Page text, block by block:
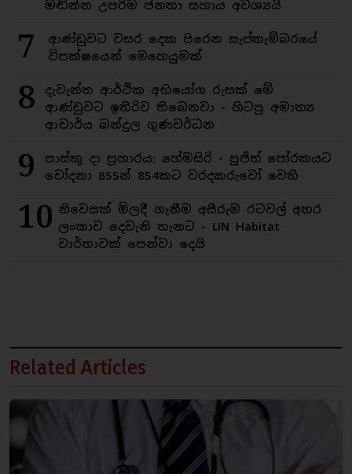
මඬින්න උපරිම ජනතා සහාය අවශ්‍යයි
7
ආණ්ඩුවට වසර දෙක පිරෙන සැප්තැම්බරයේ
විපක්ෂයෙන් මෙහෙයුමක්
8
දැවැන්ත ආර්ථික අභියෝග රුසක් මේ
ආණ්ඩුවට ඉතිරිව තිබෙනවා - හිටපු අමාත්‍ය
ආචාර්ය බන්දුල ගුණවර්ධන
9
පාස්කු දා ප්‍රහාරය: හේමසිරි - පූජිත් පෝරකයට
චෝදනා 855න් 854කට වරදකරුවෝ වෙති
10 නිවෙසක් මිලදී ගැනීම අසීරුම රටවල් අතර
ලංකාව දෙවැනි තැනට - UN Habitat
වාර්තාවක් පෙන්වා දෙයි
Related Articles